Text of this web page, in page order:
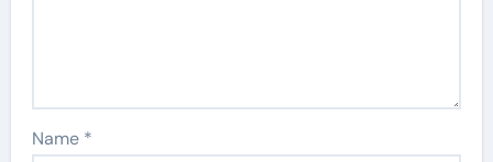
Name *